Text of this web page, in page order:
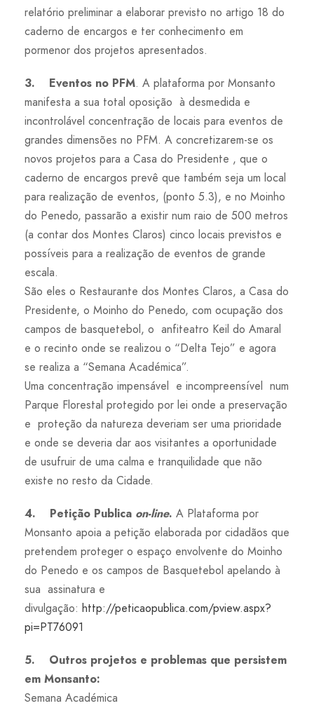
relatório preliminar a elaborar previsto no artigo 18 do
caderno de encargos e ter conhecimento em
pormenor dos projetos apresentados.
3. Eventos no PFM. A plataforma por Monsanto
manifesta a sua total oposição à desmedida e
incontrolável concentração de locais para eventos de
grandes dimensões no PFM. A concretizarem-se os
novos projetos para a Casa do Presidente , que o
caderno de encargos prevê que também seja um local
para realização de eventos, (ponto 5.3), e no Moinho
do Penedo, passarão a existir num raio de 500 metros
(a contar dos Montes Claros) cinco locais previstos e
possíveis para a realização de eventos de grande
escala.
São eles o Restaurante dos Montes Claros, a Casa do
Presidente, o Moinho do Penedo, com ocupação dos
campos de basquetebol, o anfiteatro Keil do Amaral
e o recinto onde se realizou o “Delta Tejo” e agora
se realiza a “Semana Académica”.
Uma concentração impensável e incompreensível num
Parque Florestal protegido por lei onde a preservação
e proteção da natureza deveriam ser uma prioridade
e onde se deveria dar aos visitantes a oportunidade
de usufruir de uma calma e tranquilidade que não
existe no resto da Cidade.
4. Petição Publica on-line. A Plataforma por
Monsanto apoia a petição elaborada por cidadãos que
pretendem proteger o espaço envolvente do Moinho
do Penedo e os campos de Basquetebol apelando à
sua assinatura e
divulgação: http://peticaopublica.com/pview.aspx?
pi=PT76091
5. Outros projetos e problemas que persistem
em Monsanto:
Semana Académica